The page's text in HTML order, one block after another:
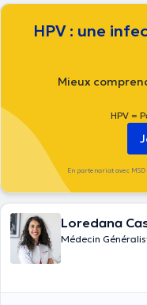
HPV : une
Mieux
HPV =
En partenariat avec
Loredana
Médecin